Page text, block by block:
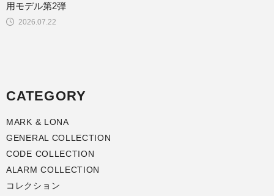
2026.07.22
用モデル第2弾
CATEGORY
MARK & LONA
GENERAL COLLECTION
CODE COLLECTION
ALARM COLLECTION
コレクション